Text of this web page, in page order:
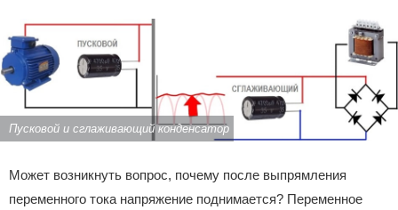
Пусковой и сглаживающий конденсатор
Может возникнуть вопрос, почему после выпрямления
переменного тока напряжение поднимается? Переменное